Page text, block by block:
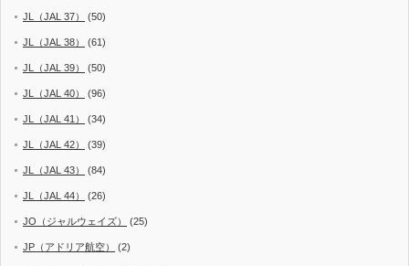
JL（JAL 37） (50)
JL（JAL 38） (61)
JL（JAL 39） (50)
JL（JAL 40） (96)
JL（JAL 41） (34)
JL（JAL 42） (39)
JL（JAL 43） (84)
JL（JAL 44） (26)
JO（ジャルウェイズ） (25)
JP（アドリア航空） (2)